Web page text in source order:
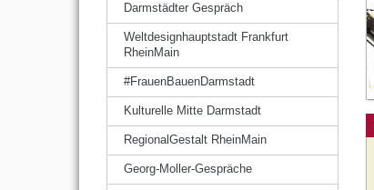
Darmstädter Gespräch
Weltdesignhauptstadt Frankfurt
RheinMain
#FrauenBauenDarmstadt
Kulturelle Mitte Darmstadt
RegionalGestalt RheinMain
Georg-Moller-Gespräche